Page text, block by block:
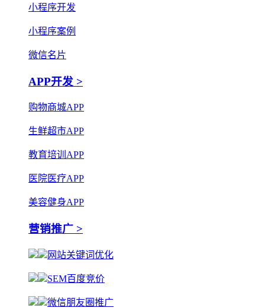
小程序开发
小程序案例
微信名片
APP开发 >
购物商城APP
生鲜超市APP
教育培训APP
医院医疗APP
美容健身APP
营销推广 >
网站关键词优化
SEM百度竞价
微信朋友圈推广